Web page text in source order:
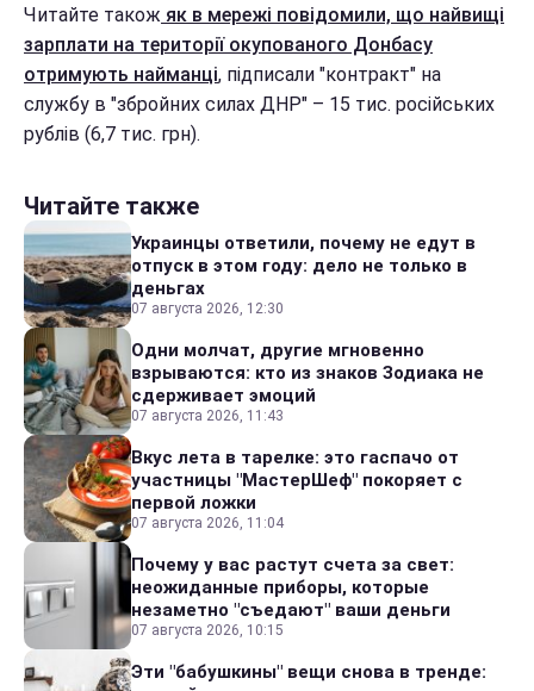
Читайте також як в мережі повідомили, що найвищі
зарплати на території окупованого Донбасу
отримують найманці, підписали "контракт" на
службу в "збройних силах ДНР" – 15 тис. російських
рублів (6,7 тис. грн).
Читайте также
Украинцы ответили, почему не едут в
отпуск в этом году: дело не только в
деньгах
07 августа 2026, 12:30
Одни молчат, другие мгновенно
взрываются: кто из знаков Зодиака не
сдерживает эмоций
07 августа 2026, 11:43
Вкус лета в тарелке: это гаспачо от
участницы "МастерШеф" покоряет с
первой ложки
07 августа 2026, 11:04
Почему у вас растут счета за свет:
неожиданные приборы, которые
незаметно "съедают" ваши деньги
07 августа 2026, 10:15
Эти "бабушкины" вещи снова в тренде: